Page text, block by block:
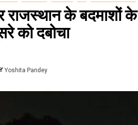
के बदमाशों
को दबोचा
Yoshita Pandey